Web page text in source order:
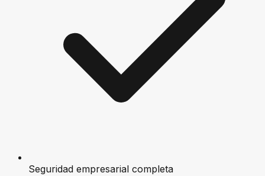
Seguridad empresarial completa